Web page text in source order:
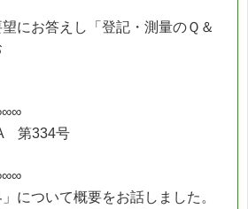
にお答えし「登記・測量のＱ＆
第334号
について概要をお話しました。